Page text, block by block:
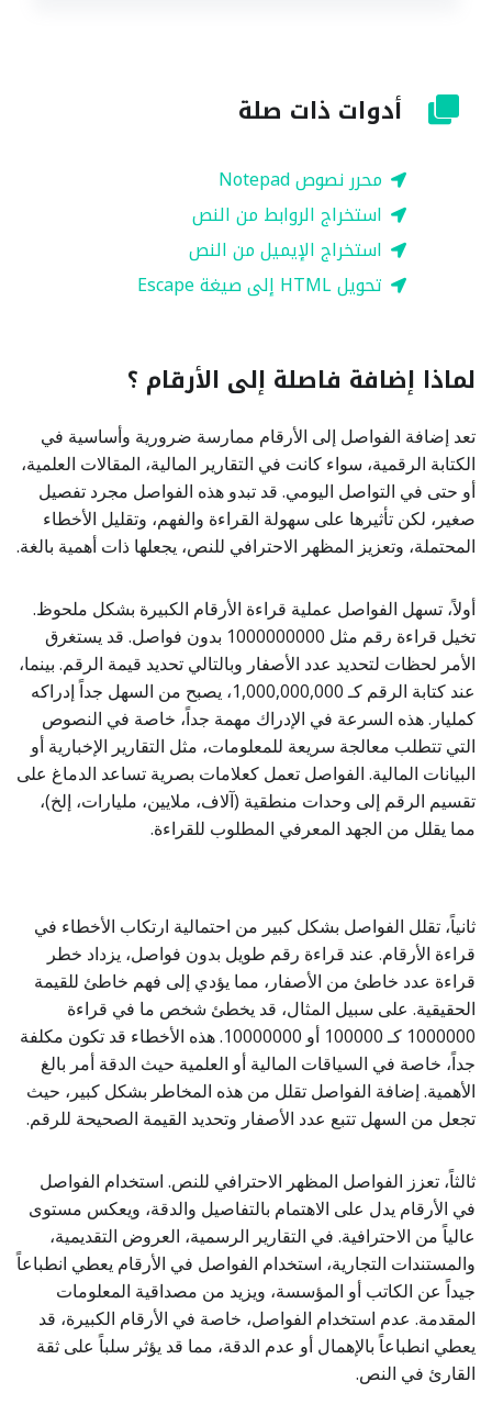
أدوات ذات صلة
محرر نصوص Notepad
استخراج الروابط من النص
استخراج الإيميل من النص
تحويل HTML إلى صيغة Escape
لماذا إضافة فاصلة إلى الأرقام ؟
تعد إضافة الفواصل إلى الأرقام ممارسة ضرورية وأساسية في
الكتابة الرقمية، سواء كانت في التقارير المالية، المقالات العلمية،
أو حتى في التواصل اليومي. قد تبدو هذه الفواصل مجرد تفصيل
صغير، لكن تأثيرها على سهولة القراءة والفهم، وتقليل الأخطاء
المحتملة، وتعزيز المظهر الاحترافي للنص، يجعلها ذات أهمية بالغة.
أولاً، تسهل الفواصل عملية قراءة الأرقام الكبيرة بشكل ملحوظ.
تخيل قراءة رقم مثل 1000000000 بدون فواصل. قد يستغرق
الأمر لحظات لتحديد عدد الأصفار وبالتالي تحديد قيمة الرقم. بينما،
عند كتابة الرقم كـ 1,000,000,000، يصبح من السهل جداً إدراكه
كمليار. هذه السرعة في الإدراك مهمة جداً، خاصة في النصوص
التي تتطلب معالجة سريعة للمعلومات، مثل التقارير الإخبارية أو
البيانات المالية. الفواصل تعمل كعلامات بصرية تساعد الدماغ على
تقسيم الرقم إلى وحدات منطقية (آلاف، ملايين، مليارات، إلخ)،
مما يقلل من الجهد المعرفي المطلوب للقراءة.
ثانياً، تقلل الفواصل بشكل كبير من احتمالية ارتكاب الأخطاء في
قراءة الأرقام. عند قراءة رقم طويل بدون فواصل، يزداد خطر
قراءة عدد خاطئ من الأصفار، مما يؤدي إلى فهم خاطئ للقيمة
الحقيقية. على سبيل المثال، قد يخطئ شخص ما في قراءة
1000000 كـ 100000 أو 10000000. هذه الأخطاء قد تكون مكلفة
جداً، خاصة في السياقات المالية أو العلمية حيث الدقة أمر بالغ
الأهمية. إضافة الفواصل تقلل من هذه المخاطر بشكل كبير، حيث
تجعل من السهل تتبع عدد الأصفار وتحديد القيمة الصحيحة للرقم.
ثالثاً، تعزز الفواصل المظهر الاحترافي للنص. استخدام الفواصل
في الأرقام يدل على الاهتمام بالتفاصيل والدقة، ويعكس مستوى
عالياً من الاحترافية. في التقارير الرسمية، العروض التقديمية،
والمستندات التجارية، استخدام الفواصل في الأرقام يعطي انطباعاً
جيداً عن الكاتب أو المؤسسة، ويزيد من مصداقية المعلومات
المقدمة. عدم استخدام الفواصل، خاصة في الأرقام الكبيرة، قد
يعطي انطباعاً بالإهمال أو عدم الدقة، مما قد يؤثر سلباً على ثقة
القارئ في النص.